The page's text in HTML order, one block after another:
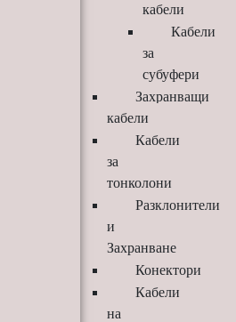
кабели
Кабели
за
субуфери
Захранващи
кабели
Кабели
за
тонколони
Разклонители
и
Захранване
Конектори
Кабели
на